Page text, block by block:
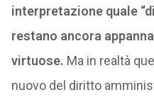
interpretazione quale
restano ancora
virtuose. Ma in realtà
nuovo del diritto